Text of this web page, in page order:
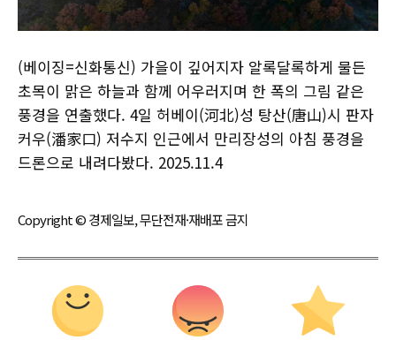
(베이징=신화통신) 가을이 깊어지자 알록달록하게 물든
초목이 맑은 하늘과 함께 어우러지며 한 폭의 그림 같은
풍경을 연출했다. 4일 허베이(河北)성 탕산(唐山)시 판자
커우(潘家口) 저수지 인근에서 만리장성의 아침 풍경을
드론으로 내려다봤다. 2025.11.4
Copyright © 경제일보, 무단전재·재배포 금지